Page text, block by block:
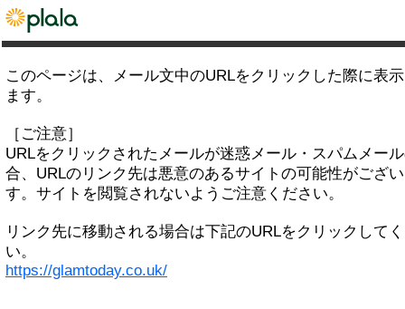
このページは、メール文中のURLをクリックした際に表
ます。
［ご注意］
URLをクリックされたメールが迷惑メール・スパムメー
合、URLのリンク先は悪意のあるサイトの可能性がござ
す。サイトを閲覧されないようご注意ください。
リンク先に移動される場合は下記のURLをクリックして
い。
https://glamtoday.co.uk/